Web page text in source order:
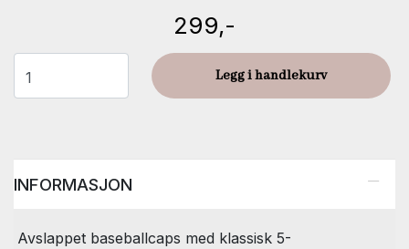
299,-
Legg i handlekurv
INFORMASJON
Avslappet baseballcaps med klassisk 5-